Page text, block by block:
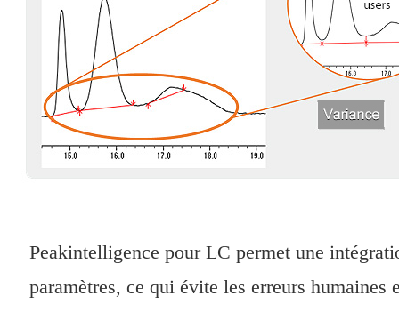
Peakintelligence pour LC permet une
paramètres, ce qui évite les erreurs